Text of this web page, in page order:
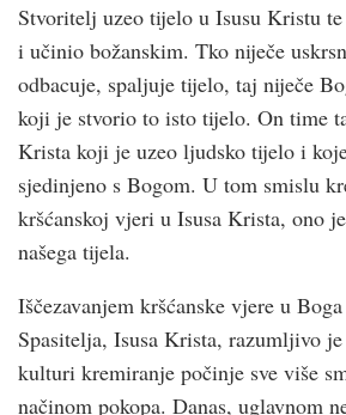
Stvoritelj uzeo tijelo u Isusu Kristu te
i učinio božanskim. Tko niječe
odbacuje, spaljuje tijelo, taj niječe
koji je stvorio to isto tijelo. On time
Krista koji je uzeo ljudsko tijelo i
sjedinjeno s Bogom. U tom smislu
kršćanskoj vjeri u Isusa Krista, ono
našega tijela.
Iščezavanjem kršćanske vjere u
Spasitelja, Isusa Krista, razumljivo je
kulturi kremiranje počinje sve više
načinom pokopa. Danas, uglavnom